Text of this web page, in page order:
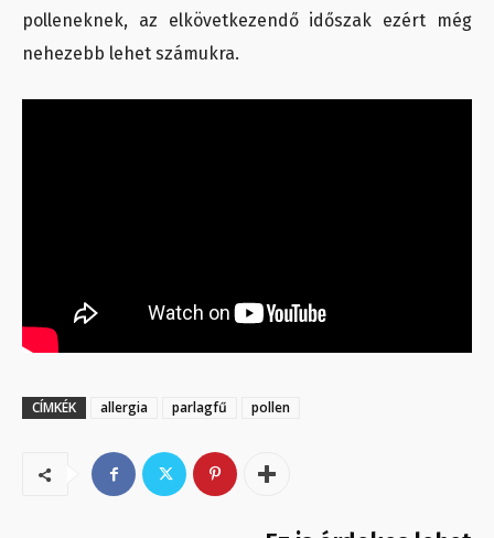
polleneknek, az elkövetkezendő időszak ezért még
nehezebb lehet számukra.
CÍMKÉK allergia parlagfű pollen